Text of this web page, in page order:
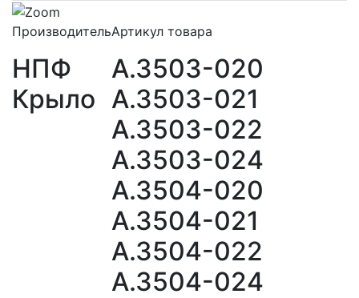
Производитель
НПФ
Крыло
Артикул товара
A.3503-020
A.3503-021
A.3503-022
A.3503-024
A.3504-020
A.3504-021
A.3504-022
A.3504-024